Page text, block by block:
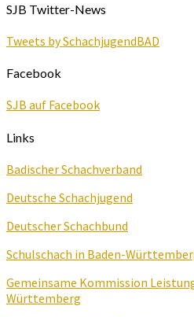
SJB Twitter-News
Tweets by SchachjugendBAD
Facebook
SJB auf Facebook
Links
Badischer Schachverband
Deutsche Schachjugend
Deutscher Schachbund
Schulschach in Baden-
Gemeinsame Kommission
Württemberg